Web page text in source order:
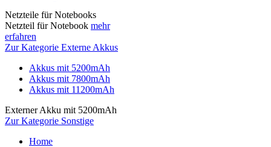
Netzteile für Notebooks
Netzteil für Notebook mehr
erfahren
Zur Kategorie Externe Akkus
Akkus mit 5200mAh
Akkus mit 7800mAh
Akkus mit 11200mAh
Externer Akku mit 5200mAh
Zur Kategorie Sonstige
Home